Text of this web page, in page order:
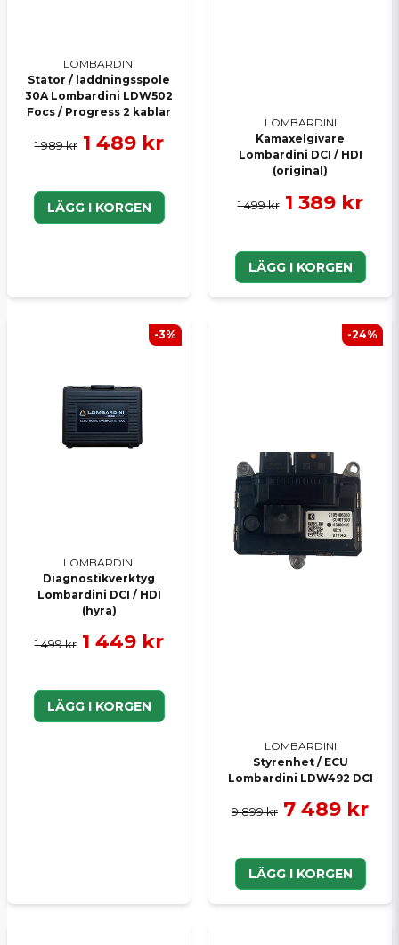
LOMBARDINI
Stator / laddningsspole
30A Lombardini LDW502
Focs / Progress 2 kablar
1 989 kr 1 489 kr
LÄGG I KORGEN
LOMBARDINI
Kamaxelgivare
Lombardini DCI / HDI
(original)
1 499 kr 1 389 kr
LÄGG I KORGEN
LOMBARDINI
Diagnostikverktyg
Lombardini DCI / HDI
(hyra)
1 499 kr 1 449 kr
LÄGG I KORGEN
-3%
LOMBARDINI
Styrenhet / ECU
Lombardini LDW492 DCI
9 899 kr 7 489 kr
LÄGG I KORGEN
-24%